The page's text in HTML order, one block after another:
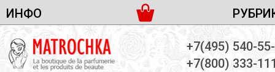
ИНФО
ДОСТАВКА И ОПЛАТА
ЖЕНСКАЯ ПАРФЮМЕРИЯ
МУЖСКАЯ ПАРФЮМЕРИЯ
+7(495) 540-
+7(800) 333-